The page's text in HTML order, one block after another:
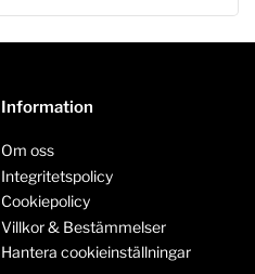
Information
Om oss
Integritetspolicy
Cookiepolicy
Villkor & Bestämmelser
Hantera cookieinställningar